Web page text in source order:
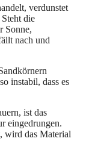
verdunstet
die
Sonne,
nach und
instabil, dass es
ist das
eingedrungen.
wird das Material